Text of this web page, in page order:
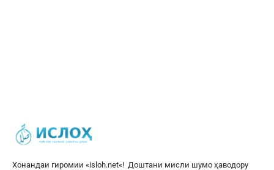
Хонандаи гиромии «isloh.net«! Доштани мисли шумо ҳаводору